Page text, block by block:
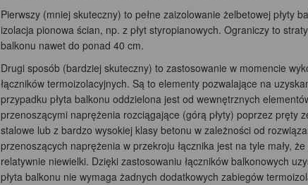
Pierwszy (mniej skuteczny) to pełne zaizolowanie żelbetowej płyty
izolacja pionowa ścian, np. z płyt styropianowych. Ograniczy to
balkonu nawet do ponad 40 cm.
Drugi sposób (bardziej skuteczny) to zastosowanie w momencie
łączników termoizolacyjnych. Są to elementy pozwalające na
przypadku płyta balkonu oddzielona jest od wewnętrznych
przenoszącymi naprężenia rozciągające (górą płyty) poprzez pręty
stalowe lub z bardzo wysokiej klasy betonu w zależności od
przenoszących naprężenia w przekroju łącznika jest na tyle mały,
relatywnie niewielki. Dzięki zastosowaniu łączników balkonowych
płyta balkonu nie wymaga żadnych dodatkowych zabiegów